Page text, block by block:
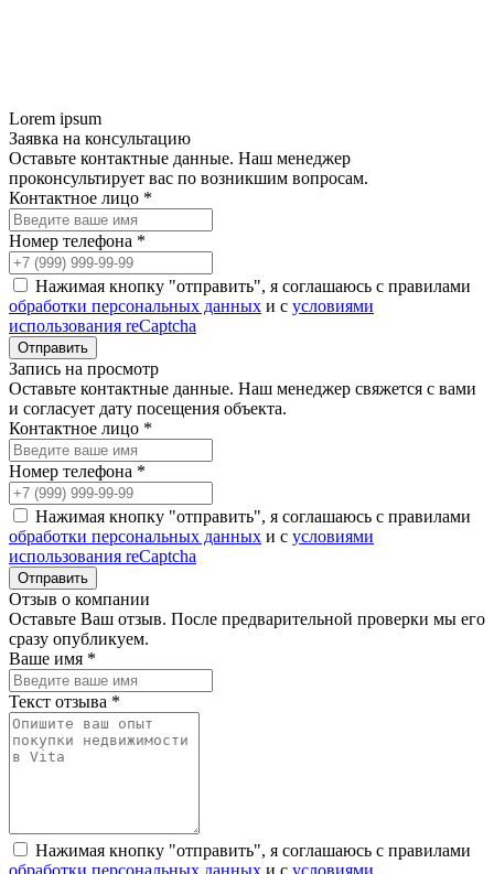
Lorem ipsum
Заявка на консультацию
Оставьте контактные данные. Наш менеджер
проконсультирует вас по возникшим вопросам.
Контактное лицо *
Номер телефона *
Нажимая кнопку "отправить", я соглашаюсь с правилами
обработки персональных данных и с условиями
использования reCaptcha
Запись на просмотр
Оставьте контактные данные. Наш менеджер свяжется с вами
и согласует дату посещения объекта.
Контактное лицо *
Номер телефона *
Нажимая кнопку "отправить", я соглашаюсь с правилами
обработки персональных данных и с условиями
использования reCaptcha
Отзыв о компании
Оставьте Ваш отзыв. После предварительной проверки мы его
сразу опубликуем.
Ваше имя *
Текст отзыва *
Нажимая кнопку "отправить", я соглашаюсь с правилами